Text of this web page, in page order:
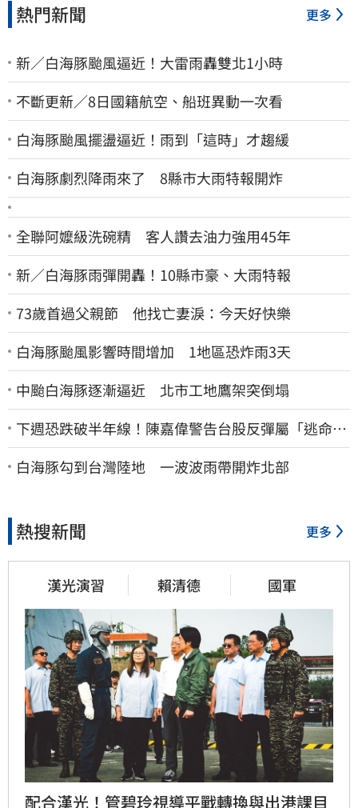
熱門新聞 更多
新／白海豚颱風逼近！大雷雨轟雙北1小時
不斷更新／8日國籍航空、船班異動一次看
白海豚颱風擺盪逼近！雨到「這時」才趨緩
白海豚劇烈降雨來了 8縣市大雨特報開炸
全聯阿嬤級洗碗精 客人讚去油力強用45年
新／白海豚雨彈開轟！10縣市豪、大雨特報
73歲首過父親節 他找亡妻淚：今天好快樂
白海豚颱風影響時間增加 1地區恐炸雨3天
中颱白海豚逐漸逼近 北市工地鷹架突倒塌
下週恐跌破半年線！陳嘉偉警告台股反彈屬「逃命
波」：空頭大屠殺剛開始
白海豚勾到台灣陸地 一波波雨帶開炸北部
熱搜新聞 更多
漢光演習 賴清德 國軍
配合漢光！管碧玲視導平戰轉換與出港課目